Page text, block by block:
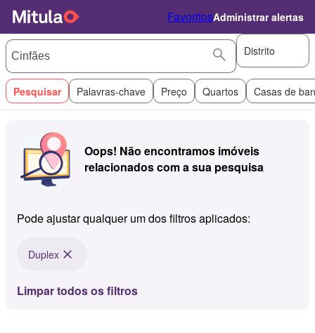
FavoritosAdministrar alertas
Distrito
Pesquisar Palavras-chave Preço Quartos Casas de
Oops! Não encontramos imóveis
relacionados com a sua pesquisa
Pode ajustar qualquer um dos filtros aplicados:
Duplex
Limpar todos os filtros